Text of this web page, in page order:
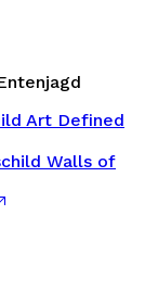
Art Defined
Walls of